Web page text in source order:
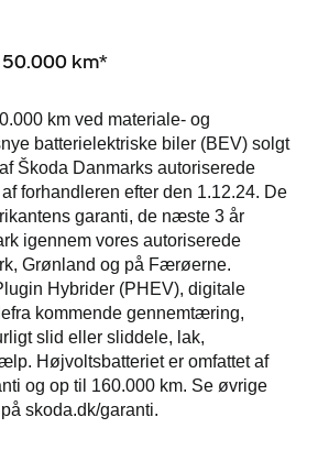
km*
km ved materiale- og
batterielektriske biler (BEV) solgt
Škoda Danmarks autoriserede
forhandleren efter den 1.12.24. De
garanti, de næste 3 år
igennem vores autoriserede
Grønland og på Færøerne.
Hybrider (PHEV), digitale
kommende gennemtæring,
slid eller sliddele, lak,
Højvoltsbatteriet er omfattet af
og op til 160.000 km. Se øvrige
skoda.dk/garanti.